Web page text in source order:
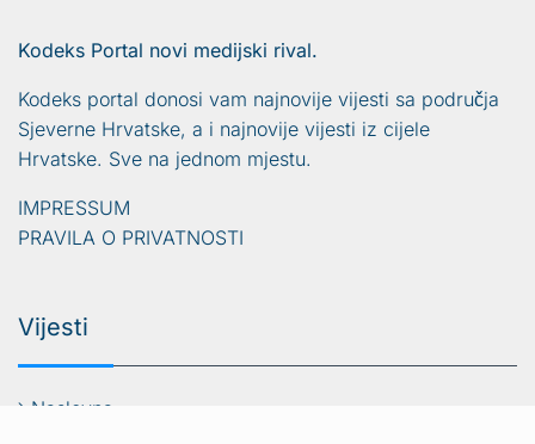
Kodeks Portal novi medijski rival.
Kodeks portal donosi vam najnovije vijesti sa područja
Sjeverne Hrvatske, a i najnovije vijesti iz cijele
Hrvatske. Sve na jednom mjestu.
IMPRESSUM
PRAVILA O PRIVATNOSTI
Vijesti
Naslovna